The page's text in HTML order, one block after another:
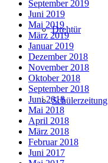
Drehtür
Schülerzeitung
September 2019
Juni 2019
Mai 2019
März 2019
Januar 2019
Dezember 2018
November 2018
Oktober 2018
September 2018
Juni 2018
Mai 2018
April 2018
März 2018
Februar 2018
Juni 2017